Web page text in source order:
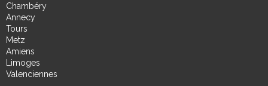
Chambéry
Annecy
Tours
Metz
Amiens
Limoges
Valenciennes